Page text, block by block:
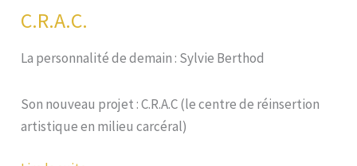
ça
C.R.A.C.
La personnalité de demain : Sylvie Berthod
Son nouveau projet : C.R.A.C (le centre de réinsertion
artistique en milieu carcéral)